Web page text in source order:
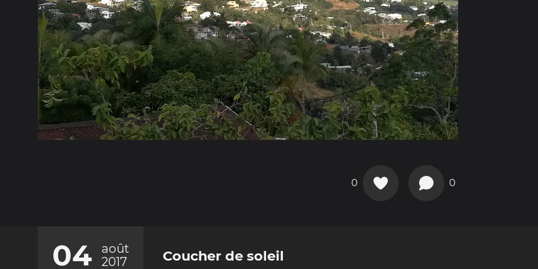
0 0
04
août
2017
Coucher de soleil